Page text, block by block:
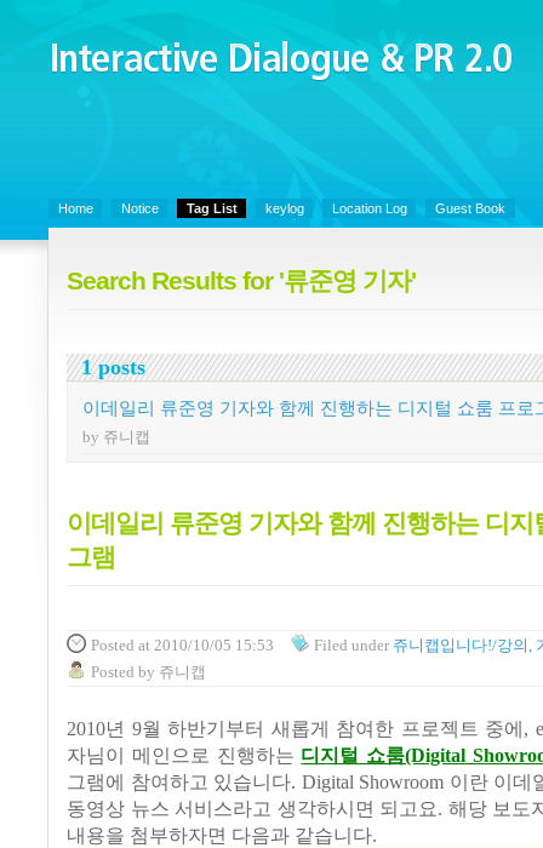
Interactive Dialogue &
PR 2.0
Home Notice Tag List keylog Location Log Guest Book
Search Results for '류준영 기자'
1 posts
이데일리 류준영 기자와 함께 진행하는 디지털 쇼룸 프로
by 쥬니캡
이데일리 류준영 기자와 함께 진행하는 디지
그램
Posted at 2010/10/05 15:53 Filed under 쥬니캡입니다!/강의,
Posted by 쥬니캡
2010년 9월 하반기부터 새롭게 참여한 프로젝트 중에 ,
자님이 메인으로 진행하는 디지털 쇼룸(Digital
그램에 참여하고 있습니다. Digital Showroom 이란 이데
동영상 뉴스 서비스라고 생각하시면 되고요. 해당 보도
내용을 첨부하자면 다음과 같습니다.